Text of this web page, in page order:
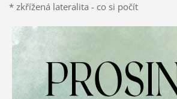
* zkřížená lateralita - co si počít